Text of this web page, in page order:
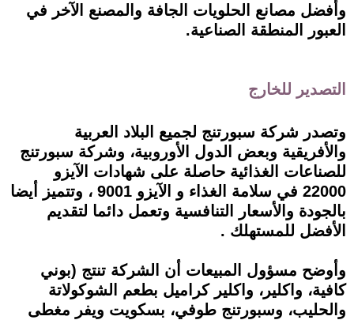
وأفضل مصانع الحلويات الجافة والمصنع الآخر في
العبور المنطقة الصناعية.
التصدير للخارج
وتصدر شركة سبورتنج لجميع البلاد العربية
والأفريقية وبعض الدول الأوروبية، وشركة سبورتنج
للصناعات الغذائية حاصلة على شهادات الآيزو
22000 في سلامة الغذاء و الآيزو 9001 ، وتتميز أيضا
بالجودة والأسعار التنافسية وتعمل دائما لتقديم
الأفضل للمستهلك .
وأوضح مسؤول المبيعات أن الشركة تنتج (بوني
كافية، واكلير، واكلير كراميل بطعم الشوكولاتة
والحليب، وسبورتنج طوفي، بسكويت ويفر مغطى